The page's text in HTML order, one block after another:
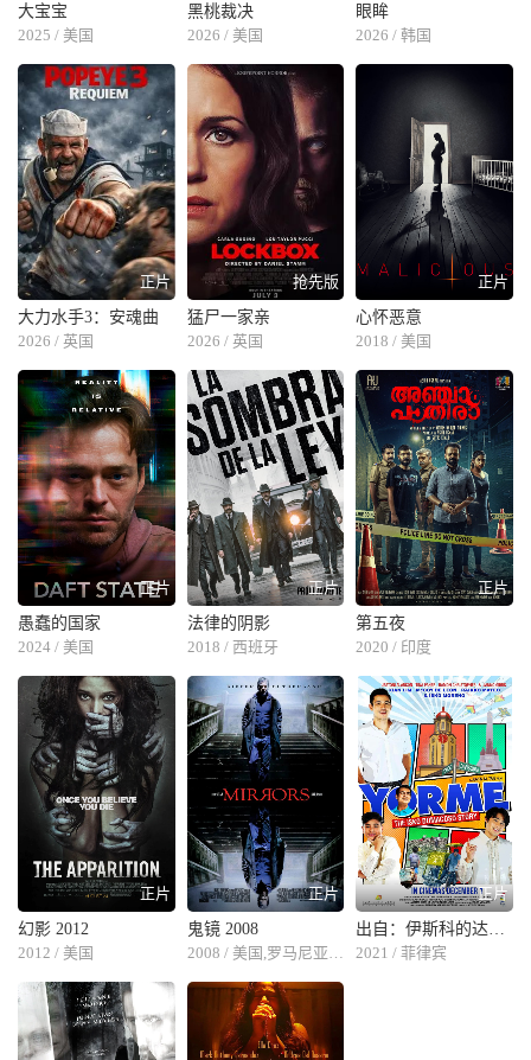
大宝宝
2025 / 美国
黑桃裁决
2026 / 美国
眼眸
2026 / 韩国
正片
大力水手3：安魂曲
2026 / 英国
抢先版
猛尸一家亲
2026 / 英国
正片
心怀恶意
2018 / 美国
正片
愚蠢的国家
2024 / 美国
正片
法律的阴影
2018 / 西班牙
正片
第五夜
2020 / 印度
正片
幻影 2012
2012 / 美国
正片
鬼镜 2008
正片
2021 / 菲律宾